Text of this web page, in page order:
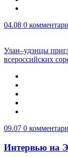
04.08 0
Улан–удэнцы
всероссийских
09.07 0
Интервью на